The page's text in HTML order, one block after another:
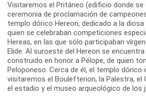
Visitaremos el Pritáneo (edificio donde se
ceremonia de proclamación de
templo dórico Hereon, dedicado a la diosa
quien se celebraban competiciones
Hereas, en las que sólo participaban
Elide. Al suroeste del Hereon se
construido en honor a Pélope, de quien
Peloponeso. Cerca de él, el templo dórico
visitaremos el Boulefterion, la Palestra, el
el estadio y el museo arqueológico de los